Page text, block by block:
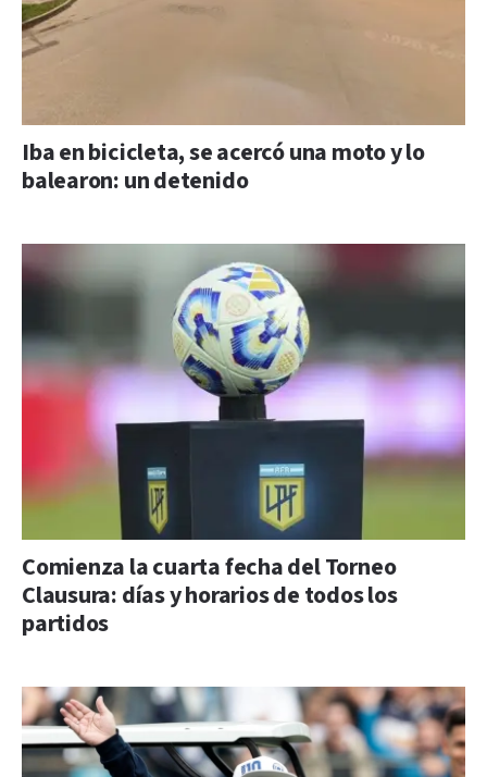
Iba en bicicleta, se acercó una moto y lo
balearon: un detenido
Comienza la cuarta fecha del Torneo
Clausura: días y horarios de todos los
partidos